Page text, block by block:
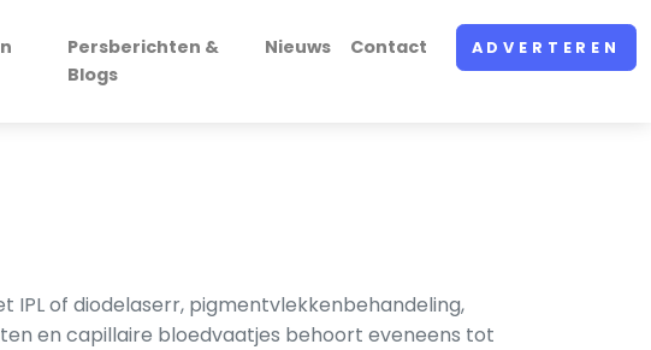
Persberichten &
Blogs
Nieuws Contact ADVERTEREN
IPL of diodelaserr, pigmentvlekkenbehandeling,
en capillaire bloedvaatjes behoort eveneens tot